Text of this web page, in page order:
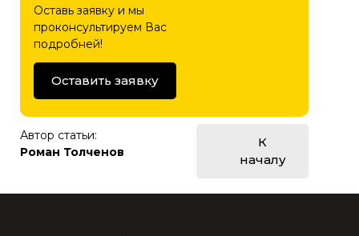
К
началу
Оставить заявку
Автор статьи:
Роман Толченов
Оставь заявку и мы
проконсультируем Вас
подробней!